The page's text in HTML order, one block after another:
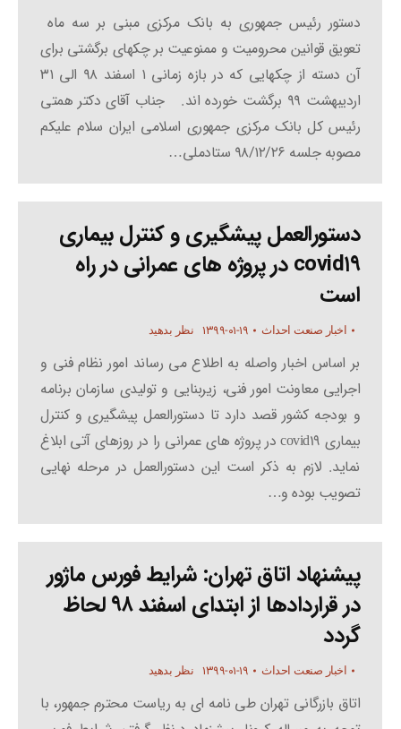
دستور رئیس جمهوری به بانک مرکزی مبنی بر سه ماه
تعویق قوانین محرومیت و ممنوعیت بر چکهای برگشتی برای
آن دسته از چکهایی که در بازه زمانی ۱ اسفند ۹۸ الی ۳۱
اردیبهشت ۹۹ برگشت خورده اند. جناب آقای دکتر همتی
رئیس کل بانک مرکزی جمهوری اسلامی ایران سلام علیکم
مصوبه جلسه ۹۸/۱۲/۲۶ ستادملی…
دستورالعمل پیشگیری و کنترل بیماری
covid۱۹ در پروژه های عمرانی در راه
است
اخبار صنعت احداث ۱۳۹۹-۰۱-۱۹ نظر بدهید
بر اساس اخبار واصله به اطلاع می رساند امور نظام فنی و
اجرایی معاونت امور فنی، زیربنایی و تولیدی سازمان برنامه
و بودجه کشور قصد دارد تا دستورالعمل پیشگیری و کنترل
بیماری covid19 در پروژه های عمرانی را در روزهای آتی ابلاغ
نماید. لازم به ذکر است این دستورالعمل در مرحله نهایی
تصویب بوده و…
پیشنهاد اتاق تهران: شرایط فورس ماژور
در قراردادها از ابتدای اسفند ۹۸ لحاظ
گردد
اخبار صنعت احداث ۱۳۹۹-۰۱-۱۹ نظر بدهید
اتاق بازرگانی تهران طی نامه ای به ریاست محترم جمهور، با